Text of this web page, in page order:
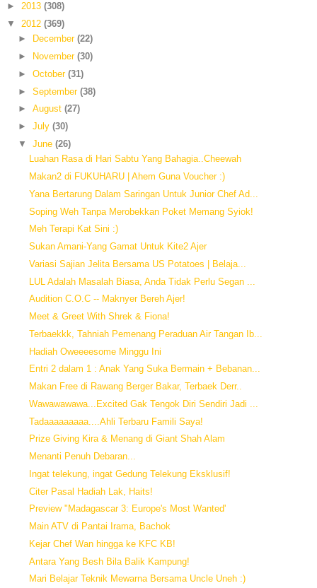
► 2013 (308)
▼ 2012 (369)
►
December (22)
►
November (30)
► October (31)
► September (38)
► August (27)
► July (30)
▼ June (26)
Luahan Rasa di Hari Sabtu Yang Bahagia..Cheewah
Makan2 di FUKUHARU | Ahem Guna Voucher :)
Yana Bertarung Dalam Saringan Untuk Junior Chef Ad...
Soping Weh Tanpa Merobekkan Poket Memang Syiok!
Meh Terapi Kat Sini :)
Sukan Amani-Yang Gamat Untuk Kite2 Ajer
Variasi Sajian Jelita Bersama US Potatoes | Belaja...
LUL Adalah Masalah Biasa, Anda Tidak Perlu Segan ...
Audition C.O.C -- Maknyer Bereh Ajer!
Meet & Greet With Shrek & Fiona!
Terbaekkk, Tahniah Pemenang Peraduan Air Tangan Ib...
Hadiah Oweeeesome Minggu Ini
Entri 2 dalam 1 : Anak Yang Suka Bermain + Bebanan...
Makan Free di Rawang Berger Bakar, Terbaek Derr..
Wawawawawa...Excited Gak Tengok Diri Sendiri Jadi ...
Tadaaaaaaaaa....Ahli Terbaru Famili Saya!
Prize Giving Kira & Menang di Giant Shah Alam
Menanti Penuh Debaran...
Ingat telekung, ingat Gedung Telekung Eksklusif!
Citer Pasal Hadiah Lak, Haits!
Preview "Madagascar 3: Europe's Most Wanted'
Main ATV di Pantai Irama, Bachok
Kejar Chef Wan hingga ke KFC KB!
Antara Yang Besh Bila Balik Kampung!
Mari Belajar Teknik Mewarna Bersama Uncle Uneh :)